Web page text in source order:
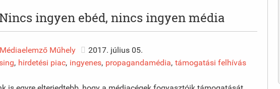
ingyen ebéd, nincs ingyen média
Műhely
2017. július 05.
, hirdetési piac, ingyenes, propagandamédia, támogatási felhívás